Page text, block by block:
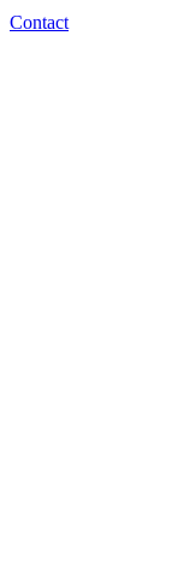
Contact